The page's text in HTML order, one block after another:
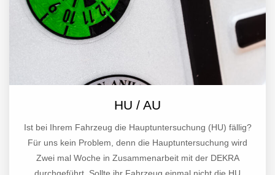
HU / AU
Ist bei Ihrem Fahrzeug die Hauptuntersuchung (HU) fällig?
Für uns kein Problem, denn die Hauptuntersuchung wird
Zwei mal Woche in Zusammenarbeit mit der DEKRA